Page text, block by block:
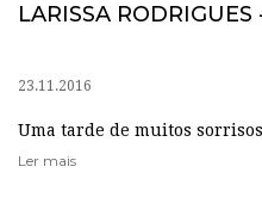
LARISSA
23.11.2016
Uma tarde de muitos
Ler mais